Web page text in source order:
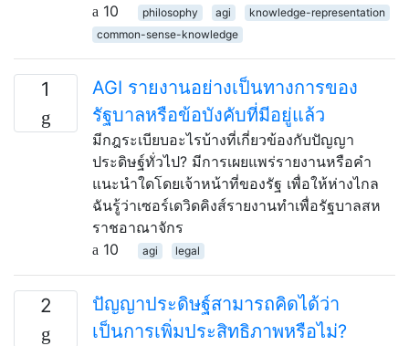
10
philosophy agi
knowledge-representation
common-sense-knowledge
1
AGI รายงานอย่างเป็นทางการของ
รัฐบาลหรือข้อบังคับที่มีอยู่แล้ว
มีกฎระเบียบอะไรบ้างที่เกี่ยวข้องกับปัญญา
ประดิษฐ์ทั่วไป? มีการเผยแพร่รายงานหรือคำ
แนะนำใดโดยเจ้าหน้าที่ของรัฐ เพื่อให้ห่างไกล
ฉันรู้ว่าเซอร์เดวิดคิงส์รายงานทำเพื่อรัฐบาลสห
ราชอาณาจักร
10
agi legal
2
ปัญญาประดิษฐ์สามารถคิดได้ว่า
เป็นการเพิ่มประสิทธิภาพหรือไม่?